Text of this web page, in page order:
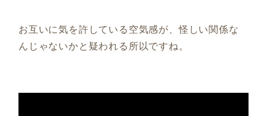
お互いに気を許している空気感が、怪しい関係な
んじゃないかと疑われる所以ですね。